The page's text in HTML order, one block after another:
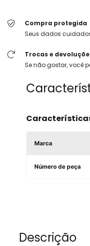
Compra protegida
Seus dados
Trocas e
Se não gostar, você
Marca
Número de peça
Descrição